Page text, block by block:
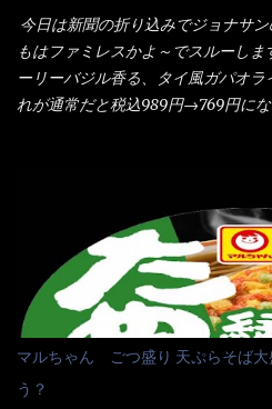
全体に馴染ませるために、箸で麺
ないかぁ～ モヤシが黒豆モヤシ
りづらい！（緑豆モヤシだと太くて
だよ） それに細ストレート麺とモ
韮の緑と卵の黄色も相まって・・・
みたら、これが凄くうまくすくえ
当たりだね） 今回新作のグラタン
味しさとダイソーのカレースプー
度認識できました。
今日は新聞の折り込みでジョナサ
もはファミレスかよ～でスルーし
ーリーバジル香る、タイ風ガパオ
れが通常だと税込989円→769円に
に行っても同じメニュー同じ味のフ
近は、ステーキガストに試しに行
くて） しかし最近のファミレスは
ア担当は2人程度しか居ないんだよ
ネル！！ 凄いよなぁ～ 20年位前
居たと思うけど・・・ 判らず店員
ーポンなんだけどと伝えると、丁
くれたが、何故かタッチパネルがク
マルちゃん ごつ盛り 天ぷらそば大
う？